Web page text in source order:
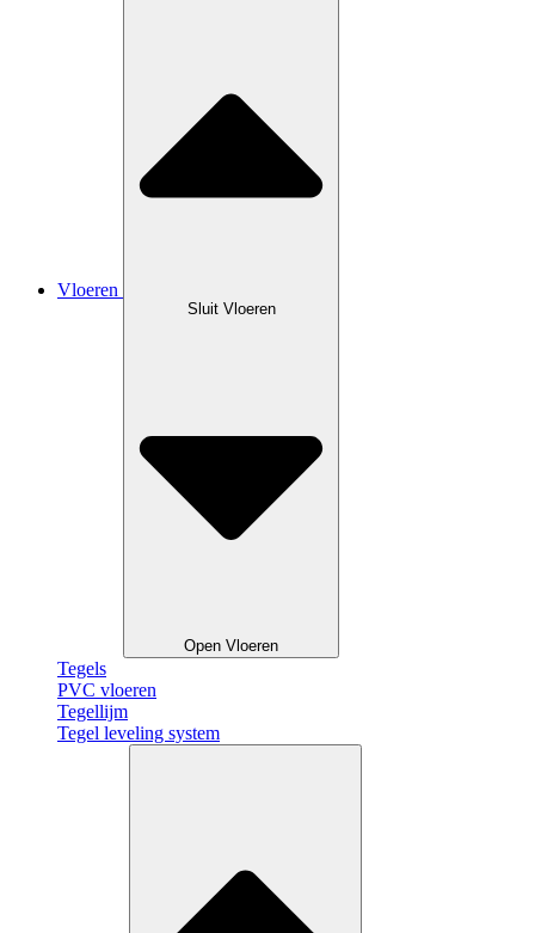
Vloeren
Sluit Vloeren
Open Vloeren
Tegels
PVC vloeren
Tegellijm
Tegel leveling system